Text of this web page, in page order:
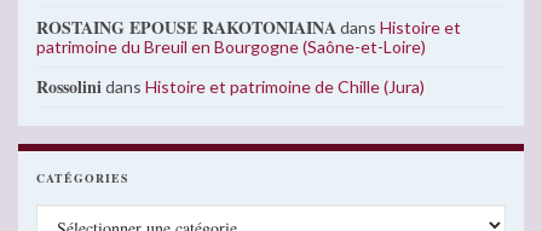
ROSTAING EPOUSE RAKOTONIAINAdans Histoire et
patrimoine du Breuil en Bourgogne (Saône-et-Loire)
Rossolinidans Histoire et patrimoine de Chille (Jura)
CATÉGORIES
Catégories